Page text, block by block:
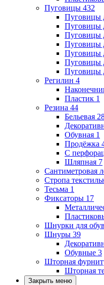
Пуговицы 432
Пуговицы
Пуговицы
Пуговицы
Пуговицы
Пуговицы
Пуговицы
Пуговицы
Регилин 4
Пластик 1
Резина 44
Бельевая
Обувная 1
Продёжка
С
Шляпная 7
Сантиметровая
Стропа
Тесьма 1
Фиксаторы 17
Шнурки для
Шнуры 39
Обувные 3
Шторная
Шторная
Закрыть меню